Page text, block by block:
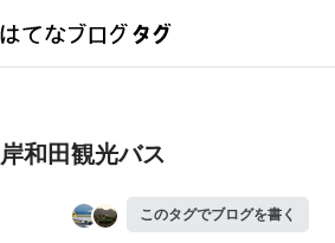
岸和田観光バス
このタグでブログを書く